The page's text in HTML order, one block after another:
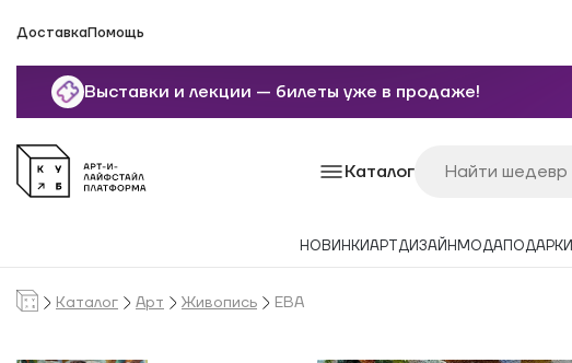
ДоставкаПомощь
Выставки и лекции — билеты уже в продаже!
Каталог
НОВИНКИАРТДИЗАЙН МОДАПОДАРКИ
Каталог Арт Живопись ЕВА